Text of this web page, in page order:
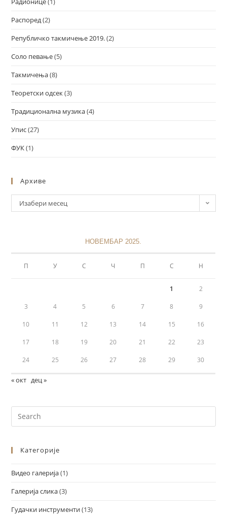
Распоред(2)
Републичко такмичење 2019.(2)
Соло певање(5)
Такмичења(8)
Теоретски одсек(3)
Традиционална музика(4)
Упис(27)
ФУК(1)
Архиве
Изабери месец
НОВЕМБАР 2025.
П У С Ч П С Н
1 2
3 4 5 6 7 8 9
10 11 12 13 14 15 16
17 18 19 20 21 22 23
24 25 26 27 28 29 30
« окт дец »
Категорије
Видео галерија(1)
Галерија слика(3)
Гудачки инструменти(13)